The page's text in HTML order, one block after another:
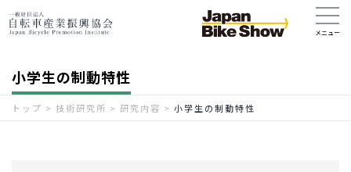
小学生の制動特性
トップ > 技術研究所 > 研究内容 > 小学生の制動特性